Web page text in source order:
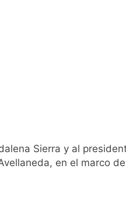
de chats privados
el proyecto a comisión
Sierra y al
en el marco